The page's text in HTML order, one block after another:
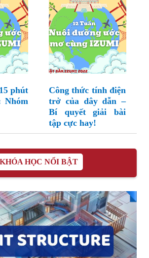
phút
Nhóm
Công thức tính điện
trở của dây dẫn –
Bí quyết giải bài
tập cực hay!
KHÓA HỌC NỔI BẬT